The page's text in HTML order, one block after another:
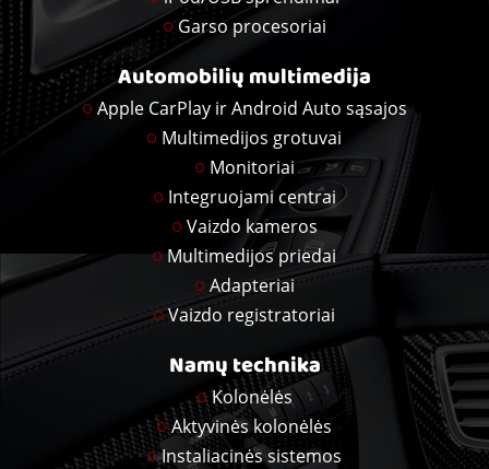
Garso procesoriai
Automobilių multimedija
Apple CarPlay ir Android Auto sąsajos
Multimedijos grotuvai
Monitoriai
Integruojami centrai
Vaizdo kameros
Multimedijos priedai
Adapteriai
Vaizdo registratoriai
Namų technika
Kolonėlės
Aktyvinės kolonėlės
Instaliacinės sistemos